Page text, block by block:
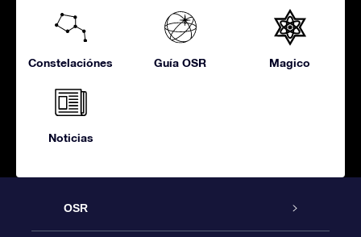
Constelaciónes Guía OSR Magico
Noticias
OSR